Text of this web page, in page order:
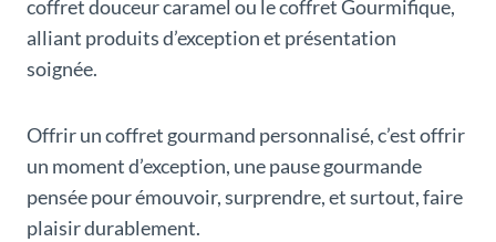
coffret douceur caramel ou le coffret Gourmifique,
alliant produits d’exception et présentation
soignée.
Offrir un coffret gourmand personnalisé, c’est offrir
un moment d’exception, une pause gourmande
pensée pour émouvoir, surprendre, et surtout, faire
plaisir durablement.